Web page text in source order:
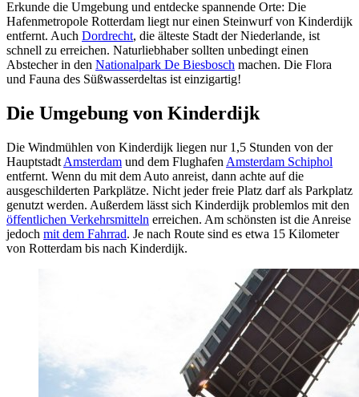
Erkunde die Umgebung und entdecke spannende Orte: Die
Hafenmetropole Rotterdam liegt nur einen Steinwurf von Kinderdijk
entfernt. Auch Dordrecht, die älteste Stadt der Niederlande, ist
schnell zu erreichen. Naturliebhaber sollten unbedingt einen
Abstecher in den Nationalpark De Biesbosch machen. Die Flora
und Fauna des Süßwasserdeltas ist einzigartig!
Die Umgebung von Kinderdijk
Die Windmühlen von Kinderdijk liegen nur 1,5 Stunden von der
Hauptstadt Amsterdam und dem Flughafen Amsterdam Schiphol
entfernt. Wenn du mit dem Auto anreist, dann achte auf die
ausgeschilderten Parkplätze. Nicht jeder freie Platz darf als Parkplatz
genutzt werden. Außerdem lässt sich Kinderdijk problemlos mit den
öffentlichen Verkehrsmitteln erreichen. Am schönsten ist die Anreise
jedoch mit dem Fahrrad. Je nach Route sind es etwa 15 Kilometer
von Rotterdam bis nach Kinderdijk.